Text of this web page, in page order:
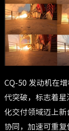
CQ-50 发动机在
代突破，标志着
化交付领域迈上
协同，加速可重复